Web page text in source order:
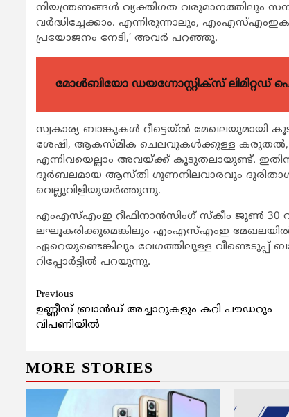
നിയന്ത്രണങ്ങള്‍ വ്യക്തിഗത വരുമാനത്തിലും
വര്‍ദ്ധിച്ചേക്കാം. എന്നിരുന്നാലും,
പ്രയോജനം നേടി,’ അവര്‍ പറഞ്ഞു.
മോൾബിയോ ഡയഗ്നോസ്റ്റിക്സ് ലിമിറ്റഡ്
സ്വകാര്യ ബാങ്കുകള്‍ റീട്ടെയ്ല്‍
ശേഷി, ആകസ്മിക ചെലവുകള്‍ക്കുള്ള കരുതല്‍,
എന്നിവയെല്ലാം അവയ്ക്ക് കൂടുതലായുണ്ട്.
ദുര്‍ബലമായ ആസ്തി ഗുണനിലവാരവും
വെല്ലുവിളിയുയര്‍ത്തുന്നു.
എംഎസ്എംഇ റീഫിനാന്‍സിംഗ് സ്കീം ജൂണ്‍ 30
ലഘൂകരിക്കുമെങ്കിലും എംഎസ്എംഇ മേഖലയില്‍
ഏറെയുണ്ടെങ്കിലും വേഗത്തിലുള്ള
റിപ്പോര്‍ട്ടില്‍ പറയുന്നു.
Continue
Reading
Previous
ഉണ്ണീസ് ബ്രാന്‍ഡ് അച്ചാറുകളും കറി പൗഡറും
വിപണിയില്‍
MORE STORIES